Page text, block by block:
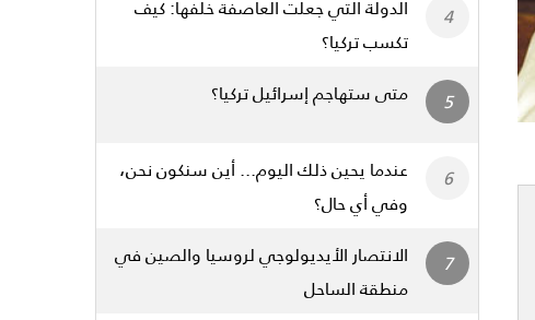
الدولة التي جعلت العاصفة خلفها: كيف
تكسب تركيا؟
متى ستهاجم إسرائيل تركيا؟
عندما يحين ذلك اليوم... أين سنكون نحن،
وفي أي حال؟
الانتصار الأيديولوجي لروسيا والصين في
منطقة الساحل